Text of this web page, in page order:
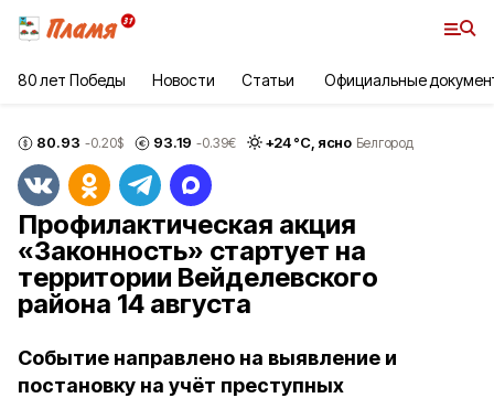
80 лет Победы Новости Статьи Официальные
80.93 -0.20$ 93.19 -0.39€ +24°С, ясно Белгород
Профилактическая акция
«Законность» стартует на
территории Вейделевского
района 14 августа
Событие направлено на выявление и
постановку на учёт преступных